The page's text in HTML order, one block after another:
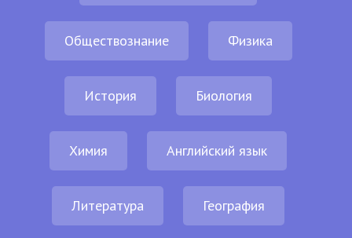
Обществознание Физика
История Биология
Химия Английский язык
Литература География